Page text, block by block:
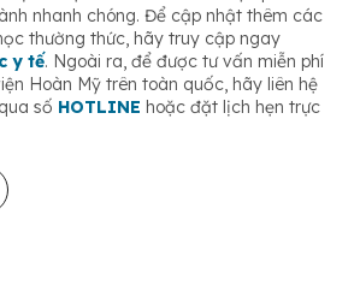
nhanh chóng. Để cập nhật thêm các
thường thức, hãy truy cập ngay
y tế. Ngoài ra, để được tư vấn miễn phí
Hoàn Mỹ trên toàn quốc, hãy liên hệ
số HOTLINE hoặc đặt lịch hẹn trực